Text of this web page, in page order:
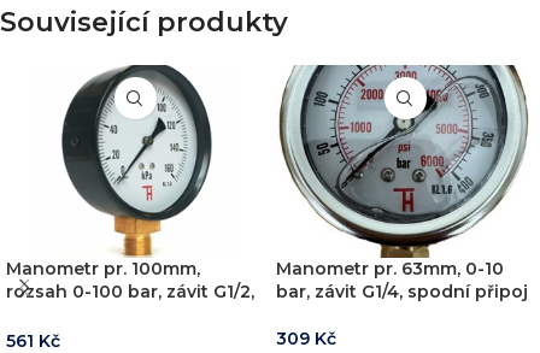
Související produkty
Manometr pr. 100mm,
rozsah 0-100 bar, závit G1/2,
561 Kč
Manometr pr. 63mm, 0-10
bar, závit G1/4, spodní připoj
309 Kč